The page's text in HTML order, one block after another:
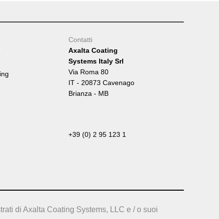
Contatti
Axalta Coating
Systems Italy Srl
Via Roma 80
IT - 20873 Cavenago
Brianza - MB
+39 (0) 2 95 123 1
di Axalta Coating Systems, LLC e / o suoi